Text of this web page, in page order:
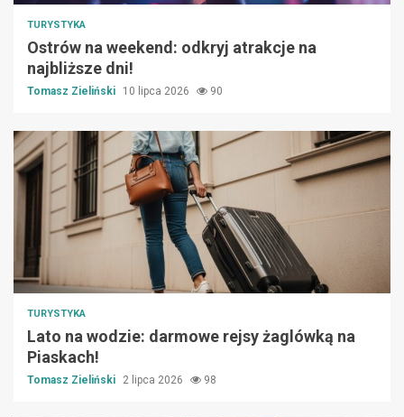
TURYSTYKA
Ostrów na weekend: odkryj atrakcje na
najbliższe dni!
Tomasz Zieliński 10 lipca 2026 90
TURYSTYKA
Lato na wodzie: darmowe rejsy żaglówką na
Piaskach!
Tomasz Zieliński 2 lipca 2026 98